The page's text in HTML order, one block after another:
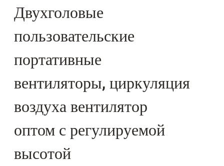
Двухголовые
пользовательские
портативные
вентиляторы, циркуляция
воздуха вентилятор
оптом с регулируемой
высотой